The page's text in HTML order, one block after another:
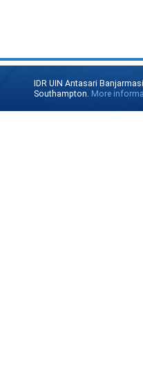
IDR UIN Antasari
Southampton. More